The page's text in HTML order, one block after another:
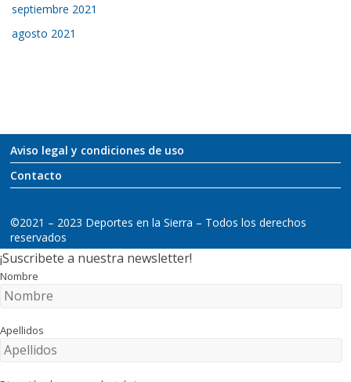
septiembre 2021
agosto 2021
Aviso legal y condiciones de uso
Contacto
©2021 – 2023 Deportes en la Sierra – Todos los derechos
reservados
¡Suscribete a nuestra newsletter!
Nombre
Apellidos